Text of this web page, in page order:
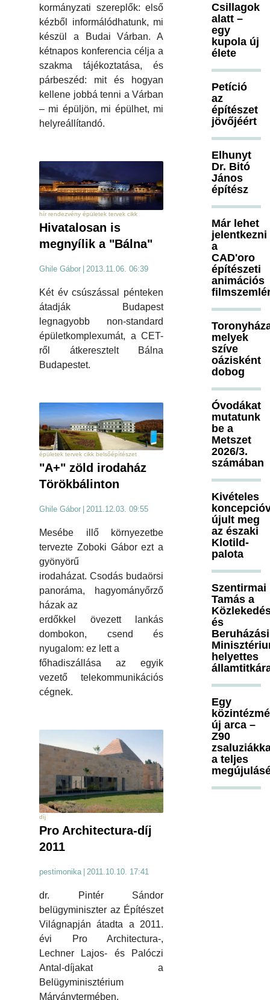
kormányzati szereplők: első
kézből informálódhatunk, mi
készül a Budai Várban. A
kétnapos konferencia célja a
szakma tájékoztatása, és
párbeszéd: mit és hogyan
kellene jobbá tenni a Várban
– mi épüljön, mi épülhet, mi
helyreállítandó.
hír rendezvény épületek tervek cikk
Hivatalosan is
megnyílik a "Bálna"
Ghile Gábor 2013.11.06. 06:39
Két év csúszással pénteken
átadják Budapest
legnagyobb non-standard
épületkomplexumát, a CET-
ről átkeresztelt Bálna
Budapestet.
épületek tervek cikk belsőépítészet
"A+" zöld irodaház
Törökbálinton
Ghile Gábor 2011.12.03. 09:55
Mesébe illő környezetbe
tervezte Zoboki Gábor ezt a
gyönyörű
irodaházat. Csodás budaörsi
panoráma, hagyományőrző
házak az
erdőkkel övezett lankás
dombokon, csend és
nyugalom: ez lett a
főhadiszállása az egyik
vezető telekommunikációs
cégnek.
díj
Pro Architectura-díj
2011
pestimonika 2011.10.10. 17:41
dr. Pintér Sándor
belügyminiszter az Építészet
Világnapján átadta a 2011.
évi Pro Architectura-,
Lechner Lajos- és Palóczi
Antal-díjakat a
Belügyminisztérium
Márványtermében.
Csillagok
alatt –
egy
kupola új
élete
Petíció
az
építészet
jövőjéért
Elhunyt
Dr. Bitó
János
építész
Már lehet
jelentkezni
a
CAD'oro
építészeti
animációs
melyek
szíve
oázisként
dobog
Óvodákat
mutatunk
be a
Metszet
2026/3.
számában
Kivételes
újult meg
az északi
Klotild-
palota
Szentirmai
Tamás a
és
Beruházási
helyettes
Egy
új arca –
Z90
a teljes